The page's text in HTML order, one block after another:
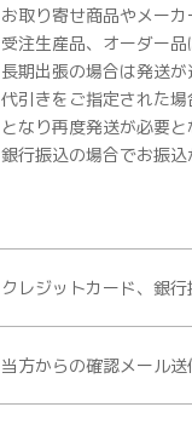
お取り寄せ商品やメー
受注生産品、オーダー品
長期出張の場合は発送
代引きをご指定された
となり再度発送が必要と
銀行振込の場合でお振
クレジットカード、銀
当方からの確認メール